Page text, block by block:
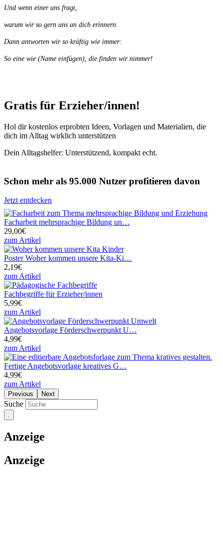
Und wenn einer uns fragt,
warum wir so gern uns an dich erinnern.
Dann antworten wir so kräftig wie immer:
So eine wie (Name einfügen), die finden wir nimmer!
Gratis für Erzieher/innen!
Hol dir kostenlos erprobten Ideen, Vorlagen und Materialien, die
dich im Alltag wirklich unterstützen
Dein Alltagshelfer: Unterstützend, kompakt echt.
Schon mehr als 95.000 Nutzer profitieren davon
Jetzt entdecken
Facharbeit mehrsprachige Bildung un…
29,00€
zum Artikel
Poster Woher kommen unsere Kita-Ki…
2,19€
zum Artikel
Fachbegriffe für Erzieher/innen
5,99€
zum Artikel
Angebotsvorlage Förderschwerpunkt U…
4,99€
zum Artikel
Fertige Angebotsvorlage kreatives G…
4,99€
zum Artikel
Previous Next
Suche
Anzeige
Anzeige